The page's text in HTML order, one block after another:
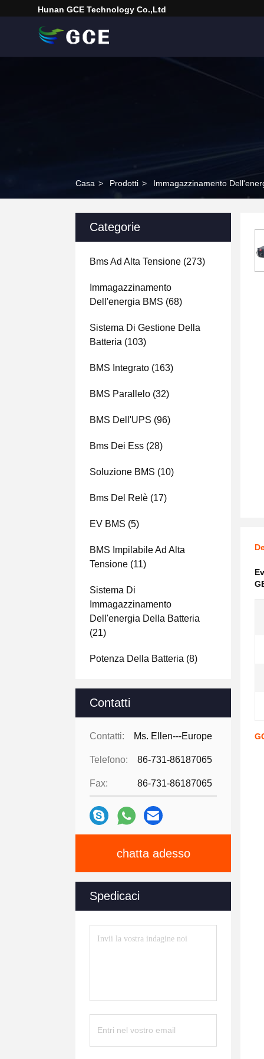
Hunan GCE Technology Co.,Ltd
Casa > Prodotti > Immagazzinamento
Categorie
Bms Ad Alta Tensione (273)
Immagazzinamento
Dell'energia BMS (68)
Sistema Di Gestione Della
Batteria (103)
BMS Integrato (163)
BMS Parallelo (32)
BMS Dell'UPS (96)
Bms Dei Ess (28)
Soluzione BMS (10)
Bms Del Relè (17)
EV BMS (5)
BMS Impilabile Ad Alta
Tensione (11)
Sistema Di
Immagazzinamento
Dell'energia Della Batteria
(21)
Potenza Della Batteria (8)
Contatti
Contatti: Ms. Ellen---Europe
Telefono: 86-731-86187065
Fax: 86-731-86187065
chatta adesso
Spedicaci